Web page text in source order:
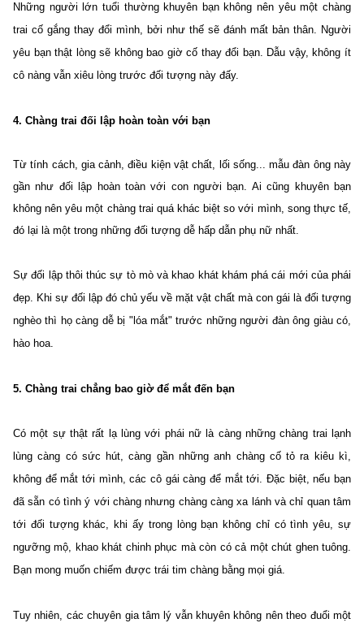
Những người lớn tuổi thường khuyên bạn không nên yêu một chàng
trai cố gắng thay đổi mình, bởi như thế sẽ đánh mất bản thân. Người
yêu bạn thật lòng sẽ không bao giờ cố thay đổi bạn. Dẫu vậy, không ít
cô nàng vẫn xiêu lòng trước đối tượng này đấy.
4. Chàng trai đối lập hoàn toàn với bạn
Từ tính cách, gia cảnh, điều kiện vật chất, lối sống... mẫu đàn ông này
gần như đối lập hoàn toàn với con người bạn. Ai cũng khuyên bạn
không nên yêu một chàng trai quá khác biệt so với mình, song thực tế,
đó lại là một trong những đối tượng dễ hấp dẫn phụ nữ nhất.
Sự đối lập thôi thúc sự tò mò và khao khát khám phá cái mới của phái
đẹp. Khi sự đối lập đó chủ yếu về mặt vật chất mà con gái là đối tượng
nghèo thì họ càng dễ bị "lóa mắt" trước những người đàn ông giàu có,
hào hoa.
5. Chàng trai chẳng bao giờ để mắt đến bạn
Có một sự thật rất lạ lùng với phái nữ là càng những chàng trai lạnh
lùng càng có sức hút, càng gần những anh chàng cố tỏ ra kiêu kì,
không để mắt tới mình, các cô gái càng để mắt tới. Đặc biệt, nếu bạn
đã sẵn có tình ý với chàng nhưng chàng càng xa lánh và chỉ quan tâm
tới đối tượng khác, khi ấy trong lòng bạn không chỉ có tình yêu, sự
ngưỡng mộ, khao khát chinh phục mà còn có cả một chút ghen tuông.
Bạn mong muốn chiếm được trái tim chàng bằng mọi giá.
Tuy nhiên, các chuyên gia tâm lý vẫn khuyên không nên theo đuổi một